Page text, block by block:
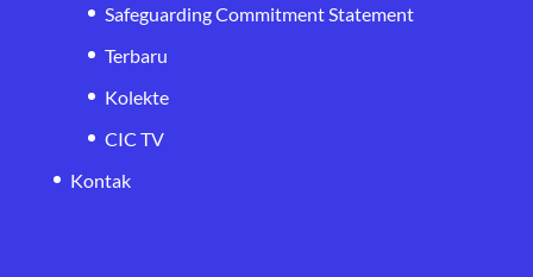
Safeguarding Commitment Statement
Terbaru
Kolekte
CIC TV
Kontak